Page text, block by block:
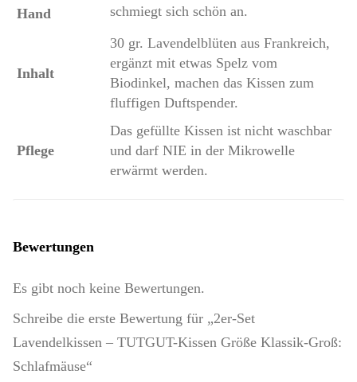
Hand
schmiegt sich schön an.
Inhalt
30 gr. Lavendelblüten aus Frankreich,
ergänzt mit etwas Spelz vom
Biodinkel, machen das Kissen zum
fluffigen Duftspender.
Pflege
Das gefüllte Kissen ist nicht waschbar
und darf NIE in der Mikrowelle
erwärmt werden.
Bewertungen
Es gibt noch keine Bewertungen.
Schreibe die erste Bewertung für „2er-Set
Lavendelkissen – TUTGUT-Kissen Größe Klassik-Groß:
Schlafmäuse“